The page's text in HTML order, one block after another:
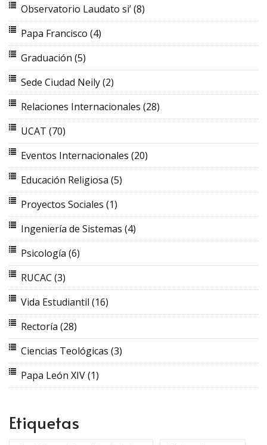
Observatorio Laudato si’(8)
Papa Francisco (4)
Graduación (5)
Sede Ciudad Neily(2)
Relaciones Internacionales (28)
UCAT (70)
Eventos Internacionales (20)
Educación Religiosa (5)
Proyectos Sociales (1)
Ingeniería de Sistemas (4)
Psicología (6)
RUCAC (3)
Vida Estudiantil (16)
Rectoría (28)
Ciencias Teológicas (3)
Papa León XIV(1)
Etiquetas